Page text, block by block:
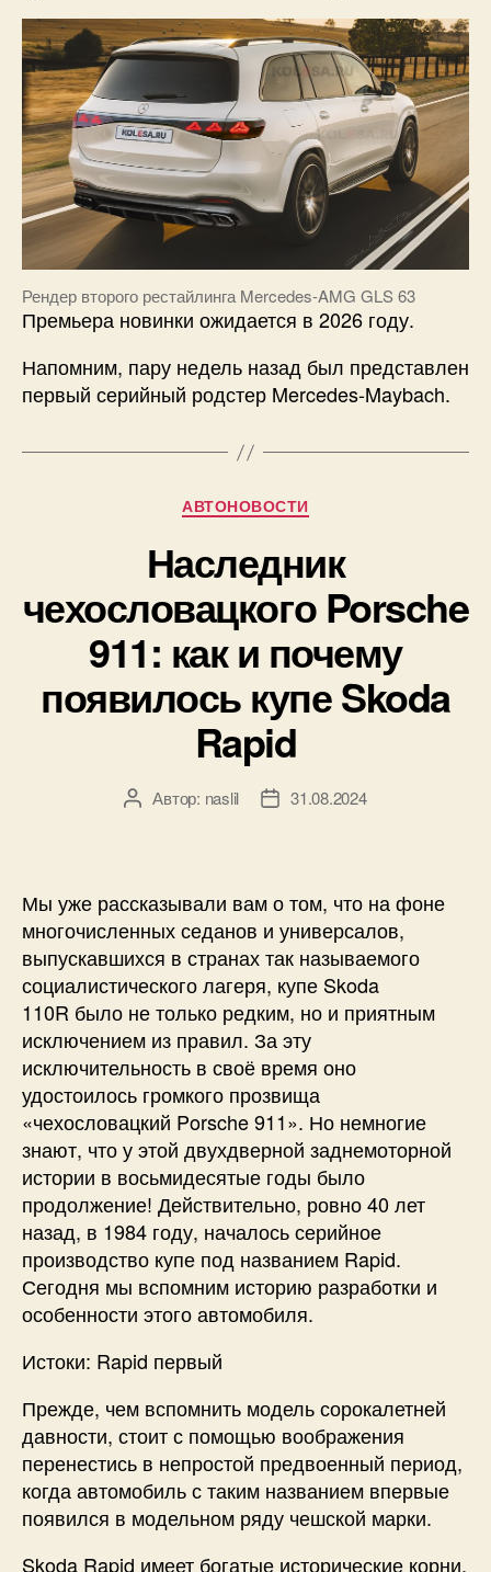
Рендер второго рестайлинга Mercedes-AMG GLS 63
Премьера новинки ожидается в 2026 году.
Напомним, пару недель назад был представлен
первый серийный родстер Mercedes-Maybach.
Рубрики
АВТОНОВОСТИ
Наследник
чехословацкого Porsche
911: как и почему
появилось купе Skoda
Rapid
АвторАвтор: naslil
Дата31.08.2024
Мы уже рассказывали вам о том, что на фоне
многочисленных седанов и универсалов,
выпускавшихся в странах так называемого
социалистического лагеря, купе Skoda
110R было не только редким, но и приятным
исключением из правил. За эту
исключительность в своё время оно
удостоилось громкого прозвища
«чехословацкий Porsche 911». Но немногие
знают, что у этой двухдверной заднемоторной
истории в восьмидесятые годы было
продолжение! Действительно, ровно 40 лет
назад, в 1984 году, началось серийное
производство купе под названием Rapid.
Сегодня мы вспомним историю разработки и
особенности этого автомобиля.
Истоки: Rapid первый
Прежде, чем вспомнить модель сорокалетней
давности, стоит с помощью воображения
перенестись в непростой предвоенный период,
когда автомобиль с таким названием впервые
появился в модельном ряду чешской марки.
Skoda Rapid имеет богатые исторические корни,